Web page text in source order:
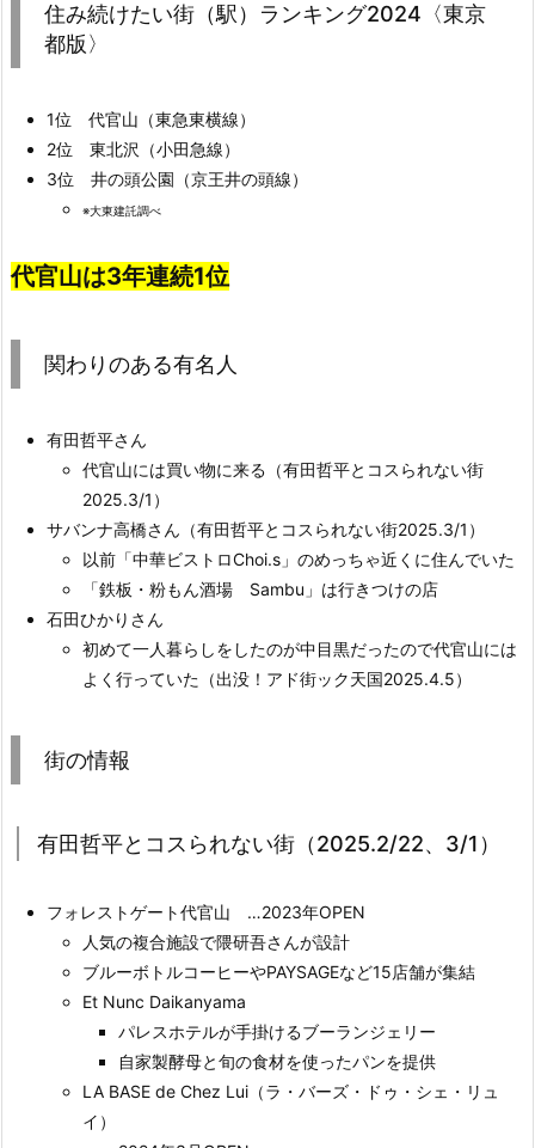
住み続けたい街（駅）ランキング2024〈東京
都版〉
1位 代官山（東急東横線）
2位 東北沢（小田急線）
3位 井の頭公園（京王井の頭線）
※大東建託調べ
代官山は3年連続1位
関わりのある有名人
有田哲平さん
代官山には買い物に来る（有田哲平とコスられない街
2025.3/1）
サバンナ高橋さん（有田哲平とコスられない街2025.3/1）
以前「中華ビストロChoi.s」のめっちゃ近くに住んでいた
「鉄板・粉もん酒場 Sambu」は行きつけの店
石田ひかりさん
初めて一人暮らしをしたのが中目黒だったので代官山には
よく行っていた（出没！アド街ック天国2025.4.5）
街の情報
有田哲平とコスられない街（2025.2/22、3/1）
フォレストゲート代官山 …2023年OPEN
人気の複合施設で隈研吾さんが設計
ブルーボトルコーヒーやPAYSAGEなど15店舗が集結
Et Nunc Daikanyama
パレスホテルが手掛けるブーランジェリー
自家製酵母と旬の食材を使ったパンを提供
LA BASE de Chez Lui（ラ・バーズ・ドゥ・シェ・リュ
イ）